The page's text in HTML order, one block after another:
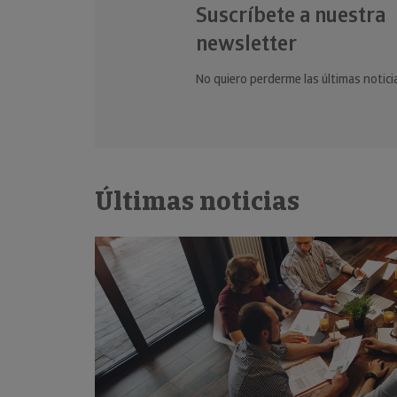
Suscríbete a nuestra
newsletter
No quiero perderme las últimas
Últimas noticias